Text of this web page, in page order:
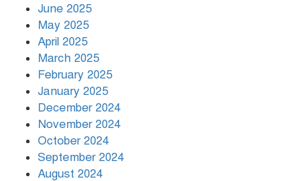
June 2025
May 2025
April 2025
March 2025
February 2025
January 2025
December 2024
November 2024
October 2024
September 2024
August 2024